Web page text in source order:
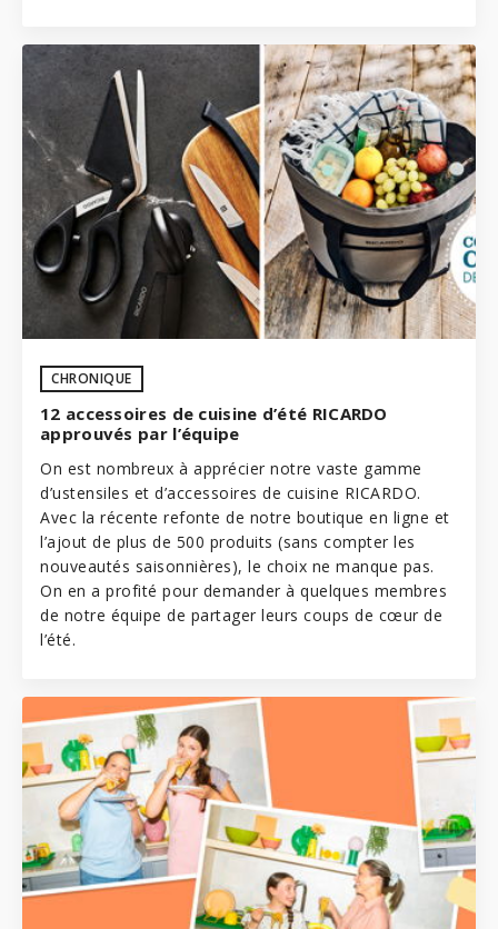
CHRONIQUE
12 accessoires de cuisine d’été RICARDO
approuvés par l’équipe
On est nombreux à apprécier notre vaste gamme
d’ustensiles et d’accessoires de cuisine RICARDO.
Avec la récente refonte de notre boutique en ligne et
l’ajout de plus de 500 produits (sans compter les
nouveautés saisonnières), le choix ne manque pas.
On en a profité pour demander à quelques membres
de notre équipe de partager leurs coups de cœur de
l’été.